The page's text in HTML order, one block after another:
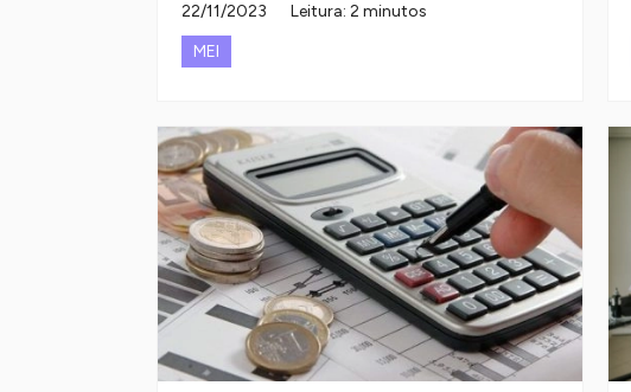
22/11/2023
Leitura: 2 minutos
MEI